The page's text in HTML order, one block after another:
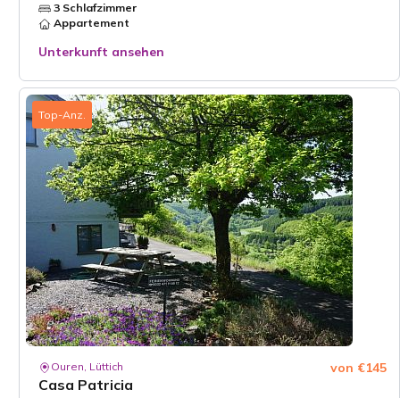
3 Schlafzimmer
Appartement
Unterkunft ansehen
Top-Anz.
Ouren, Lüttich
Casa Patricia
von €145